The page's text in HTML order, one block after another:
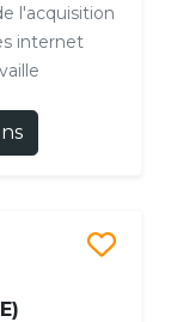
l'acquisition
internet